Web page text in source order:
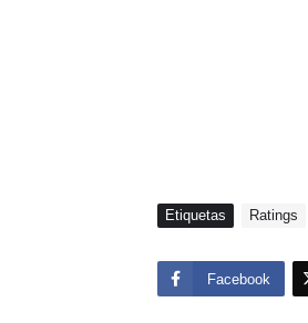
Etiquetas Ratings
Facebook